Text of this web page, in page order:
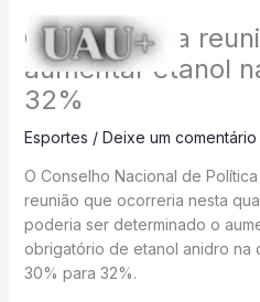
para
conteúdo
Governo adia
aumentar etanol
32%
Esportes / Deixe um comentário
O Conselho Nacional de
reunião que ocorreria nesta
poderia ser determinado o
obrigatório de etanol anidro na
30% para 32%.